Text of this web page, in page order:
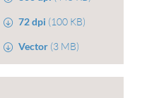
72 dpi (100 KB)
Vector (3 MB)